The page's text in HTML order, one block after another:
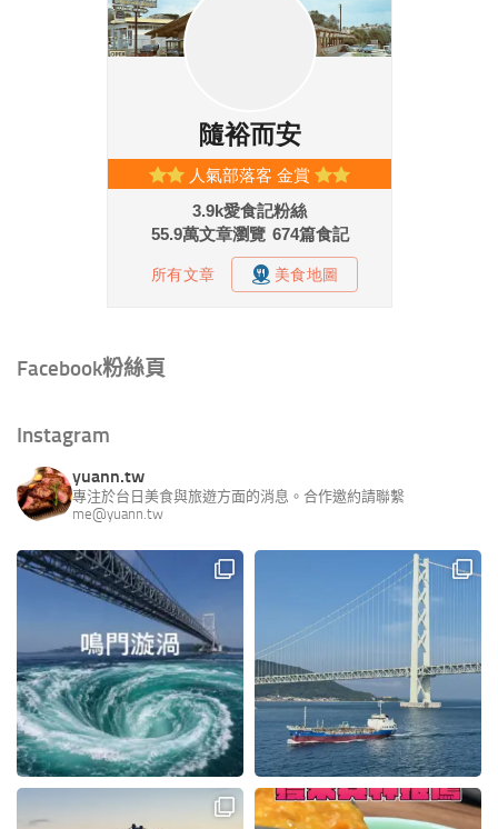
Facebook粉絲頁
Instagram
yuann.tw
專注於台日美食與旅遊方面的消息。合作邀約請聯繫
me@yuann.tw